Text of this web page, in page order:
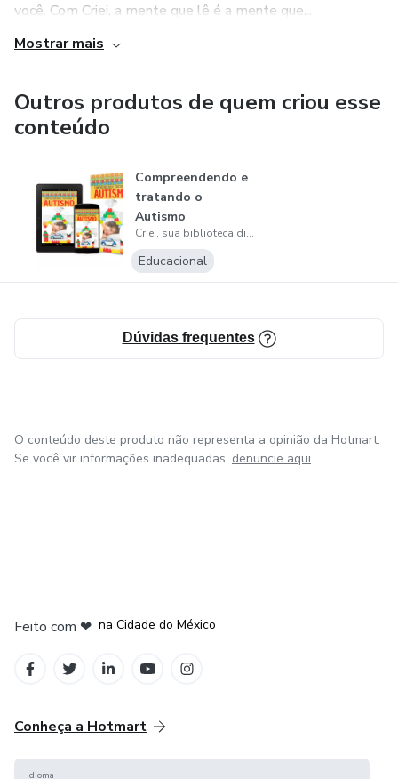
você. Com Criei, a mente que lê é a mente que...
Mostrar mais
Outros produtos de quem criou esse
conteúdo
Compreendendo e
tratando o
Autismo
Criei, sua biblioteca digital
Educacional
Dúvidas frequentes
O conteúdo deste produto não representa a opinião da Hotmart.
Se você vir informações inadequadas, denuncie aqui
Feito com ❤ na Cidade do México
Conheça a Hotmart
Idioma